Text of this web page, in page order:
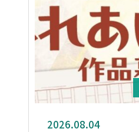
2026.08.04